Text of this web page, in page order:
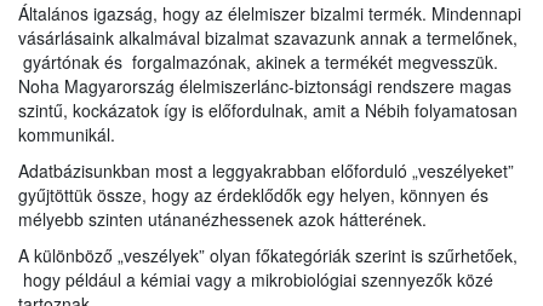
Általános igazság, hogy az élelmiszer bizalmi termék. Mindennapi
vásárlásaink alkalmával bizalmat szavazunk annak a termelőnek,
gyártónak és forgalmazónak, akinek a termékét megvesszük.
Noha Magyarország élelmiszerlánc-biztonsági rendszere magas
szintű, kockázatok így is előfordulnak, amit a Nébih folyamatosan
kommunikál.
Adatbázisunkban most a leggyakrabban előforduló „veszélyeket”
gyűjtöttük össze, hogy az érdeklődők egy helyen, könnyen és
mélyebb szinten utánanézhessenek azok hátterének.
A különböző „veszélyek” olyan főkategóriák szerint is szűrhetőek,
hogy például a kémiai vagy a mikrobiológiai szennyezők közé